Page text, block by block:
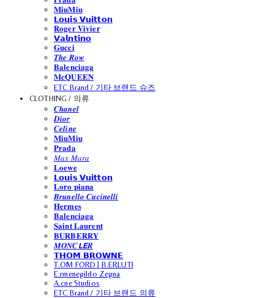
𝐌𝐢𝐮𝐌𝐢𝐮
𝗟𝗼𝘂𝗶𝘀 𝗩𝘂𝗶𝘁𝘁𝗼𝗻
𝐑𝐨𝐠𝐞𝐫 𝐕𝐢𝐯𝐢𝐞𝐫
𝗩𝗮𝗹𝗻𝘁𝗶𝗻𝗼
𝐆𝐮𝐜𝐜𝐢
𝑻𝒉𝒆 𝑹𝒐𝒘
𝐁𝐚𝐥𝐞𝐧𝐜𝐢𝐚𝐠𝐚
𝐌𝐜𝐐𝐔𝐄𝐄𝐍
ETC Brand / 기타 브랜드 슈즈
CLOTHING / 의류
𝑪𝒉𝒂𝒏𝒆𝒍
𝑫𝒊𝒐𝒓
𝑪𝒆𝒍𝒊𝒏𝒆
𝐌𝐢𝐮𝐌𝐢𝐮
𝐏𝐫𝐚𝐝𝐚
𝑀𝑎𝑥 𝑀𝑎𝑟𝑎
𝐋𝐨𝐞𝐰𝐞
𝗟𝗼𝘂𝗶𝘀 𝗩𝘂𝗶𝘁𝘁𝗼𝗻
𝐋𝐨𝐫𝐨 𝐩𝐢𝐚𝐧𝐚
𝑩𝒓𝒖𝒏𝒆𝒍𝒍𝒐 𝑪𝒖𝒄𝒊𝒏𝒆𝒍𝒍𝒊
𝐇𝐞𝐫𝐦𝐞𝐬
𝐁𝐚𝐥𝐞𝐧𝐜𝐢𝐚𝐠𝐚
𝐒𝐚𝐢𝐧𝐭 𝐋𝐚𝐮𝐫𝐞𝐧𝐭
𝐁𝐔𝐑𝐁𝐄𝐑𝐑𝐘
𝑴𝑶𝑵𝑪𝙇𝙀𝑹
𝗧𝗛𝗢𝗠 𝗕𝗥𝗢𝗪𝗡𝗘
T.OM FORD | B.ERLUTI
E.rmenegildo Zegna
A.cne Studios
ETC Brand / 기타 브랜드 의류